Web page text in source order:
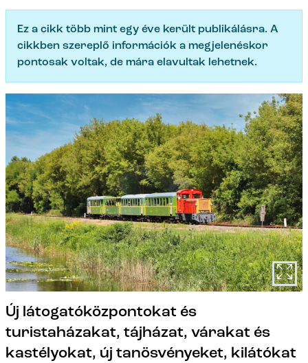
Ez a cikk több mint egy éve került publikálásra. A
cikkben szereplő információk a megjelenéskor
pontosak voltak, de mára elavultak lehetnek.
Új látogatóközpontokat és
turistaházakat, tájházat, várakat és
kastélyokat, új tanösvényeket, kilátókat